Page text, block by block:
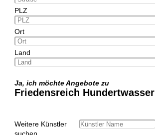
PLZ
Ort
Land
Ja, ich möchte Angebote zu
Friedensreich Hundertwasser
Weitere Künstler